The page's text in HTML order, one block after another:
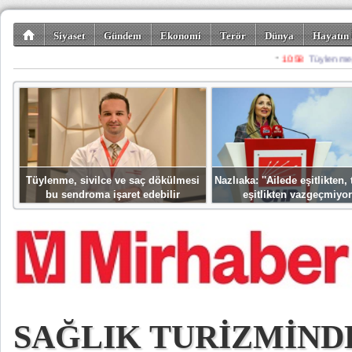
Siyaset Gündem Ekonomi Terör Dünya
Spor Misafir
Tüylenme, sivilce ve saç dökülmesi
bu sendroma işaret edebilir
Nazlıaka: ''Ailede eşitlikten,
eşitlikten
SAĞLIK